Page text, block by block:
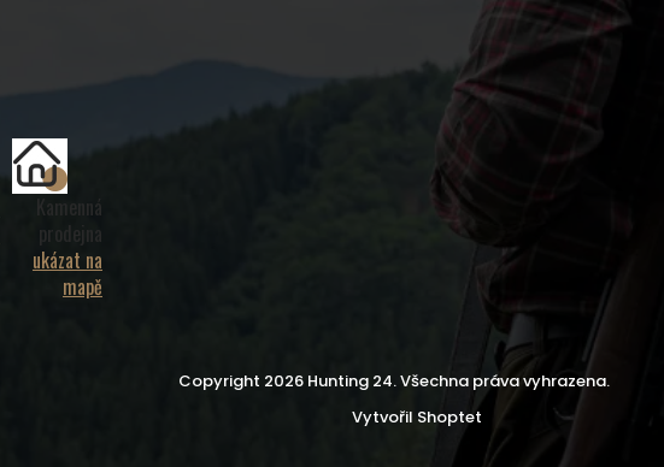
Kamenná
prodejna
ukázat na
mapě
Vytvořil Shoptet
Copyright 2026 Hunting 24. Všechna práva vyhrazena.